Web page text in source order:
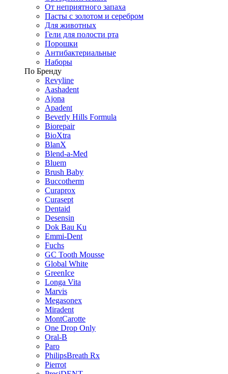
От неприятного запаха
Пасты с золотом и серебром
Для животных
Гели для полости рта
Порошки
Антибактериальные
Наборы
По Бренду
Revyline
Aashadent
Ajona
Apadent
Beverly Hills Formula
Biorepair
BioXtra
BlanX
Blend-a-Med
Bluem
Brush Baby
Buccotherm
Curaprox
Curasept
Dentaid
Desensin
Dok Bau Ku
Emmi-Dent
Fuchs
GC Tooth Mousse
Global White
GreenIce
Longa Vita
Marvis
Megasonex
Miradent
MontCarotte
One Drop Only
Oral-B
Paro
PhilipsBreath Rx
Pierrot